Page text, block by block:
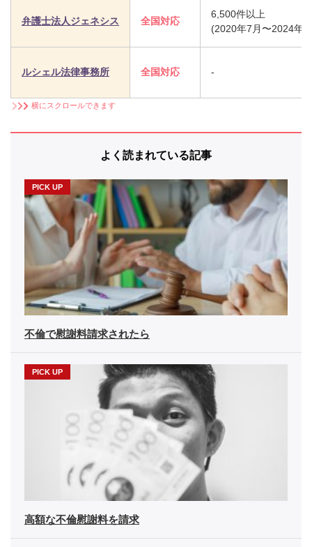
弁護士法人ジェネシス 全国対応
6,500件以上
(2020年7月〜2024年
ルシェル法律事務所 全国対応 -
横にスクロールできます
よく読まれている記事
不倫で慰謝料請求されたら
高額な不倫慰謝料を請求